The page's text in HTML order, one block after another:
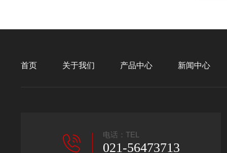
首页 关于我们 产品中心 新闻中心
电话：TEL
021-56473713